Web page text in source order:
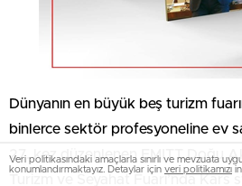
Dünyanın en büyük beş turizm
binlerce sektör profesyoneline ev
27. kez düzenlenen EMITT Doğu
Turizm ve Seyahat Fuarı’nda Kars
Veri politikasındaki amaçlarla sınırlı ve mevzuata
konumlandırmaktayız. Detaylar için veri politikamızı